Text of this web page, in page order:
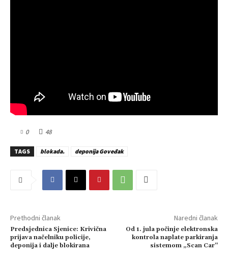
0 48
TAGS blokada. deponija Goveđak
Prethodni članak
Predsjednica Sjenice: Krivična
prijava načelniku policije,
deponija i dalje blokirana
Naredni članak
Od 1. jula počinje elektronska
kontrola naplate parkiranja
sistemom „Scan Car“